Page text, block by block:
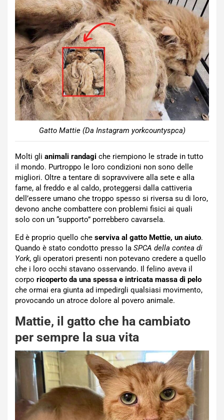
Gatto Mattie (Da Instagram yorkcountyspca)
Molti gli animali randagi che riempiono le strade in tutto
il mondo. Purtroppo le loro condizioni non sono delle
migliori. Oltre a tentare di sopravvivere alla sete e alla
fame, al freddo e al caldo, proteggersi dalla cattiveria
dell’essere umano che troppo spesso si riversa su di loro,
devono anche combattere con problemi fisici ai quali
solo con un “supporto” porrebbero cavarsela.
Ed è proprio quello che serviva al gatto Mettie, un aiuto.
Quando è stato condotto presso la SPCA della contea di
York, gli operatori presenti non potevano credere a quello
che i loro occhi stavano osservando. Il felino aveva il
corpo ricoperto da una spessa e intricata massa di pelo
che ormai era giunta ad impedirgli qualsiasi movimento,
provocando un atroce dolore al povero animale.
Mattie, il gatto che ha cambiato
per sempre la sua vita